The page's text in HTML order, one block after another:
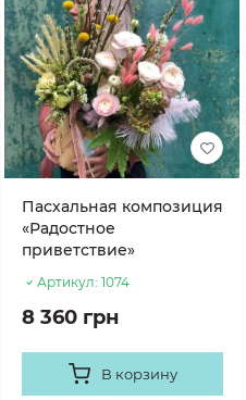
Пасхальная композиция
«Радостное
приветствие»
Артикул: 1074
8 360 грн
В корзину